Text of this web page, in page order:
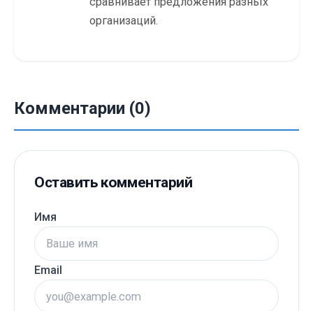
организаций.
Комментарии (0)
Оставить комментарий
Имя
Email